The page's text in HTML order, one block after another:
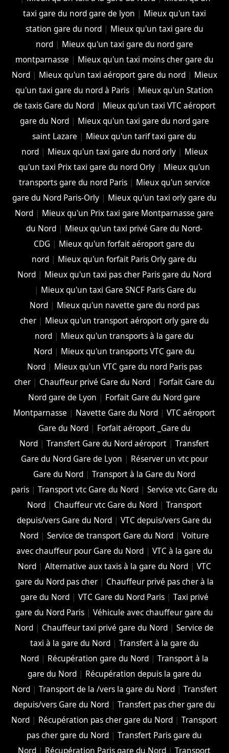
taxi gare du nord gare de lyon | Mieux qu'un taxi
station gare du nord| Mieux qu'un taxi gare du
nord| Mieux qu'un taxi gare du nord gare
montparnasse | Mieux qu'un taxi moins cher gare du
Nord| Mieux qu'un taxi aéroport gare du nord| Mieux
qu'un taxi gare du nord à Paris | Mieux qu'un Station
de taxis Gare du Nord| Mieux qu'un taxi VTC aéroport
gare du Nord| Mieux qu'un taxi gare du nord gare
saint Lazare | Mieux qu'un tarif taxi gare du
nord| Mieux qu'un taxi gare du nord orly| Mieux
qu'un taxi Prix taxi gare du nord Orly | Mieux qu'un
transports gare du nord Paris| Mieux qu'un service
gare du Nord Paris-Orly| Mieux qu'un taxi orly gare du
Nord | Mieux qu'un Prix taxi gare Montparnasse gare
du Nord | Mieux qu'un taxi privé Gare du Nord-
CDG | Mieux qu'un forfait aéroport gare du
nord | Mieux qu'un forfait Paris Orly gare du
Nord | Mieux qu'un taxi pas cher Paris gare du Nord
| Mieux qu'un taxi Gare SNCF Paris Gare du
Nord| Mieux qu'un navette gare du nord pas
cher| Mieux qu'un transport aéroport orly gare du
nord | Mieux qu'un transports à la gare du
Nord | Mieux qu'un transports VTC gare du
Nord| Mieux qu'un VTC gare du nord Paris pas
cher| Chauffeur privé Gare du Nord| Forfait Gare du
Nord gare de Lyon | Forfait Gare du Nord gare
Montparnasse | Navette Gare du Nord |VTC aéroport
Gare du Nord| Forfait aéroport _Gare du
Nord |Transfert Gare du Nord aéroport |Transfert
Gare du Nord Gare de Lyon | Réserver un vtc pour
Gare du Nord |Transport à la Gare du Nord
paris| Transport vtc Gare du Nord| Service vtc Gare du
Nord| Chauffeur vtc Gare du Nord| Transport
depuis/vers Gare du Nord |VTC depuis/vers Gare du
Nord| Service de transport Gare du Nord| Voiture
avec chauffeur pour Gare du Nord| VTC à la gare du
Nord| Alternative aux taxis à la gare du Nord| VTC
gare du Nord pas cher| Chauffeur privé pas cher à la
gare du Nord| VTC Gare du Nord Paris| Taxi privé
gare du Nord Paris |Véhicule avec chauffeur gare du
Nord | Chauffeur taxi privé gare du Nord |Service de
taxi à la gare du Nord| Transfert à la gare du
Nord| Récupération gare du Nord| Transport à la
gare du Nord| Récupération depuis la gare du
Nord| Transport de la /vers la gare du Nord| Transfert
depuis/vers Gare du Nord| Transfert pas cher gare du
Nord | Récupération pas cher gare du Nord |Transport
pas cher gare du Nord |Transfert Paris gare du
Nord | Récupération Paris gare du Nord |Transport